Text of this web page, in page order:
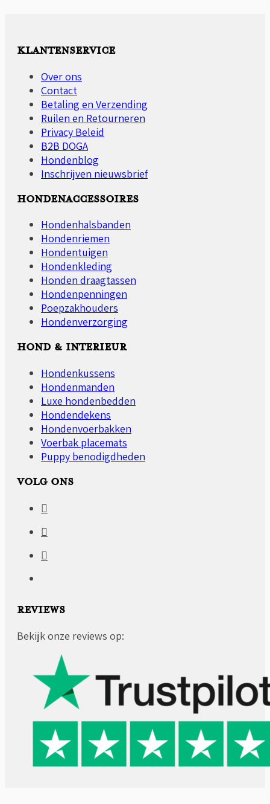
optie
kan
op
de
productpagina
KLANTENSERVICE
Over ons
Contact
Betaling en Verzending
Ruilen en Retourneren
Privacy Beleid
B2B DOGA
Hondenblog
Inschrijven nieuwsbrief
HONDENACCESSOIRES
Hondenhalsbanden
Hondenriemen
Hondentuigen
Hondenkleding
Honden draagtassen
Hondenpenningen
Poepzakhouders
Hondenverzorging
HOND & INTERIEUR
Hondenkussens
Hondenmanden
Luxe hondenbedden
Hondendekens
Hondenvoerbakken
Voerbak placemats
Puppy benodigdheden
VOLG ONS
REVIEWS
Bekijk onze reviews op: